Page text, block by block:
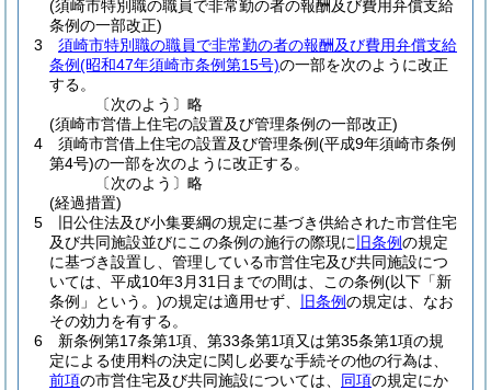
(須崎市特別職の職員で非常勤の者の報酬及び費用弁償支給
条例の一部改正)
3
須崎市特別職の職員で非常勤の者の報酬及び費用弁償支給
条例(昭和47年須崎市条例第15号)の一部を次のように改正
する。
〔次のよう〕略
(須崎市営借上住宅の設置及び管理条例の一部改正)
4
須崎市営借上住宅の設置及び管理条例(平成9年須崎市条例
第4号)の一部を次のように改正する。
〔次のよう〕略
(経過措置)
5
旧公住法及び小集要綱の規定に基づき供給された市営住宅
及び共同施設並びにこの条例の施行の際現に 旧条例の規定
に基づき設置し、管理している市営住宅及び共同施設につ
いては、平成10年3月31日までの間は、この条例(以下「新
条例」という。)の規定は適用せず、 旧条例の規定は、なお
その効力を有する。
6
新条例第17条第1項、第33条第1項又は第35条第1項の規
定による使用料の決定に関し必要な手続その他の行為は、
前項の市営住宅及び共同施設については、 同項の規定にか